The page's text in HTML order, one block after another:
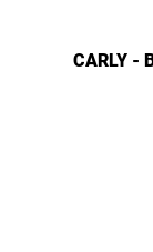
CARLY -